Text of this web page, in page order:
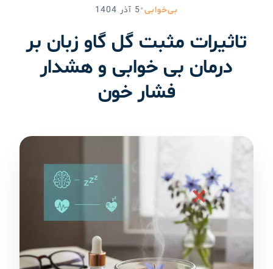
بی‌خوابی•
5 آذر 1404
تاثیرات مثبت گل گاو زبان بر
درمان بی خوابی و هشدار
فشار خون